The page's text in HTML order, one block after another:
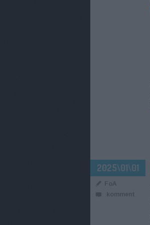
2025\01\01
FoA
komment